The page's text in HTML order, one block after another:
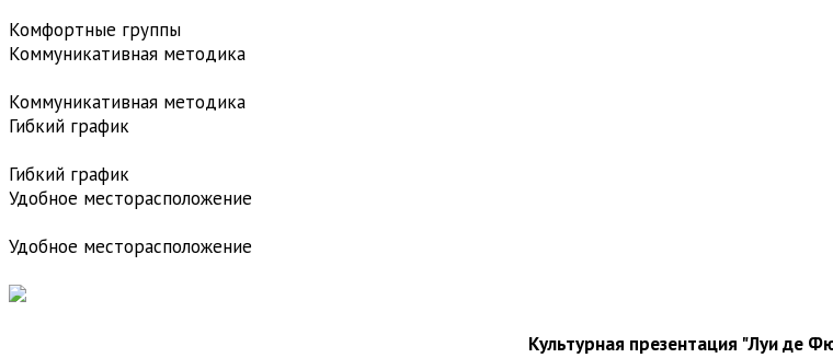
Комфортные группы
Коммуникативная методика
Коммуникативная методика
Гибкий график
Гибкий график
Удобное месторасположение
Удобное месторасположение
Культурная презентация "Луи де